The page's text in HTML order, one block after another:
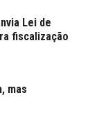
Lei de
fiscalização
mas